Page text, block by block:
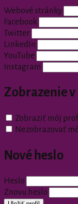
Webové stránky
Facebook
Twitter
LinkedIn
YouTube
Instagram
Zobrazenie
Zobraziť môj
Nezobrazovať
Nové heslo
Heslo
Znovu heslo